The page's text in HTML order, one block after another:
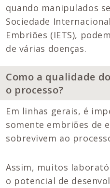
quando manipulados
Sociedade
Embriões (IETS),
de várias doenças.
Como a qualidade
o processo?
Em linhas gerais, é
somente embriões de
sobrevivem ao
Assim, muitos
o potencial de